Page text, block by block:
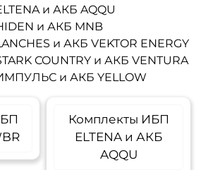
и АКБ AQQU
и АКБ MNB
и АКБ VEKTOR ENERGY
COUNTRY и АКБ VENTURA
и АКБ YELLOW
Комплекты ИБП
ELTENA и АКБ
AQQU